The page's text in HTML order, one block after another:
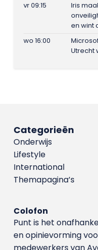
vr 09:15
Iris
en wint
wo 16:00
Utrecht
Categorieën
Onderwijs
Lifestyle
International
Themapagina’s
Colofon
Punt is het
en opinievorming
medewerkers van